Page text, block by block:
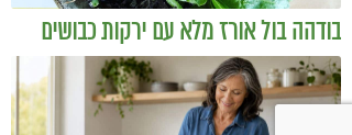
בודהה בול אורז מלא עם ירקות כבושים
ומקושקשת טופו